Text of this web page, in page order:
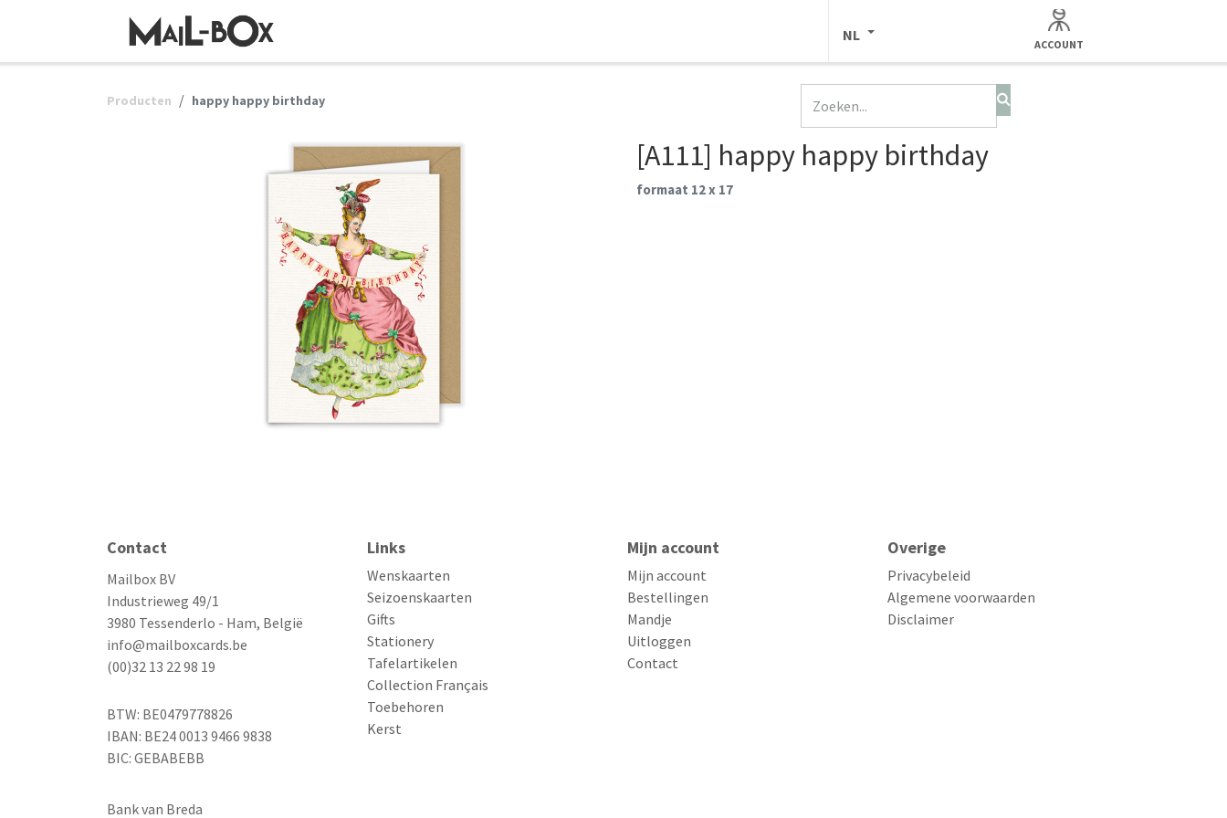
NL
ACCOUNT
Producten happy happy birthday
[A111] happy happy birthday
formaat 12 x 17
Contact
Mailbox BV
Industrieweg 49/1
3980 Tessenderlo - Ham, België
info@mailboxcards.be
(00)32 13 22 98 19
BTW: BE0479778826
IBAN: BE24 0013 9466 9838
BIC: GEBABEBB
Bank van Breda
Links
Wenskaarten
Seizoenskaarten
Gifts
Stationery
Tafelartikelen
Collection Français
Toebehoren
Kerst
Mijn account
Mijn account
Bestellingen
Mandje
Uitloggen
Contact
Overige
Privacybeleid
Algemene voorwaarden
Disclaimer